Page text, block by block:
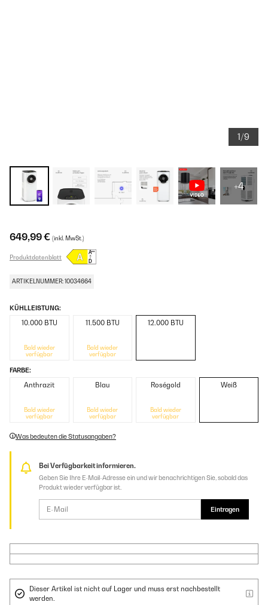
1/9
+4
649,99 € (inkl. MwSt.)
Produktdatenblatt
ARTIKELNUMMER: 10034664
KÜHLLEISTUNG:
10.000 BTU
Bald wieder
verfügbar
11.500 BTU
Bald wieder
verfügbar
12.000 BTU
FARBE:
Anthrazit
Bald wieder
verfügbar
Blau
Bald wieder
verfügbar
Roségold
Bald wieder
verfügbar
Weiß
Was bedeuten die Statusangaben?
Bei Verfügbarkeit informieren.
Geben Sie Ihre E-Mail-Adresse ein und wir benachrichtigen Sie, sobald das
Produkt wieder verfügbar ist.
Eintragen
Dieser Artikel ist nicht auf Lager und muss erst nachbestellt
werden.